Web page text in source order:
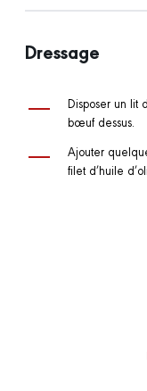
Dressage
Disposer un lit
bœuf dessus.
Ajouter
filet d’huile